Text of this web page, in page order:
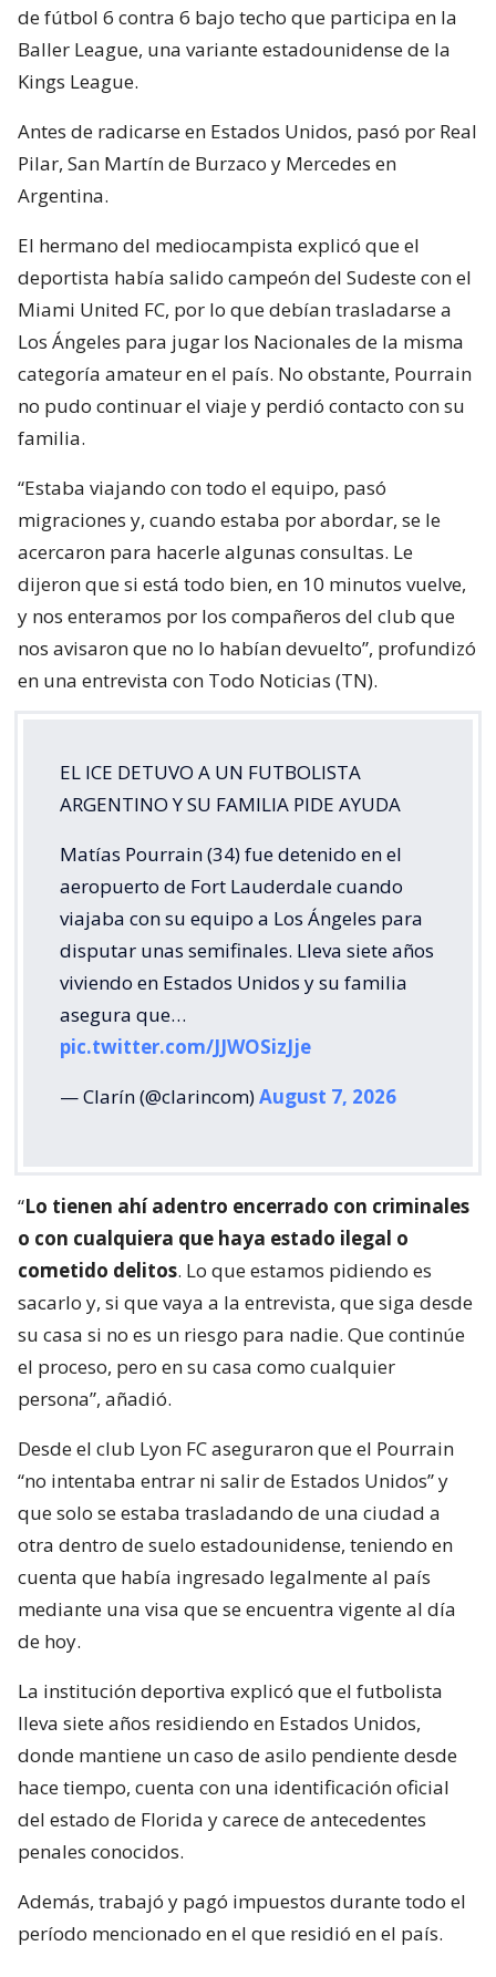
Matías Pourrain es mediocampista del club Lyon FC,
el cual compite en NISA, una liga paralela a la MLS
también es delantero del Showtime FC, un equipo
de fútbol 6 contra 6 bajo techo que participa en la
Baller League, una variante estadounidense de la
Kings League.
Antes de radicarse en Estados Unidos, pasó por Real
Pilar, San Martín de Burzaco y Mercedes en
Argentina.
El hermano del mediocampista explicó que el
deportista había salido campeón del Sudeste con el
Los Ángeles para jugar los Nacionales de la misma
categoría amateur en el país. No obstante, Pourrain
no pudo continuar el viaje y perdió contacto con su
familia.
“Estaba viajando con todo el equipo, pasó
migraciones y, cuando estaba por abordar, se le
y nos enteramos por los compañeros del club que
nos avisaron que no lo habían devuelto”, profundizó
EL ICE DETUVO A UN FUTBOLISTA
ARGENTINO Y SU FAMILIA PIDE AYUDA
Matías Pourrain (34) fue detenido en el
aeropuerto de Fort Lauderdale cuando
disputar unas semifinales. Lleva siete años
pic.twitter.com/JJWOSizJje
— Clarín (@clarincom)
August 7, 2026
“Lo tienen ahí adentro encerrado con criminales
o con cualquiera que haya estado ilegal o
sacarlo y, si que vaya a la entrevista, que siga desde
su casa si no es un riesgo para nadie. Que continúe
el proceso, pero en su casa como cualquier
persona”, añadió.
Desde el club Lyon FC aseguraron que el Pourrain
“no intentaba entrar ni salir de Estados Unidos” y
otra dentro de suelo estadounidense, teniendo en
cuenta que había ingresado legalmente al país
mediante una visa que se encuentra vigente al día
de hoy.
La institución deportiva explicó que el futbolista
donde mantiene un caso de asilo pendiente desde
hace tiempo, cuenta con una identificación oficial